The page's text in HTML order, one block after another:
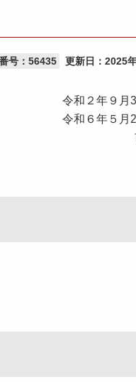
号：56435 更新日： 2025
令和２年９月
令和６年５月